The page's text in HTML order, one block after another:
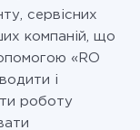
сервісних
компаній, що
«RO
і
роботу